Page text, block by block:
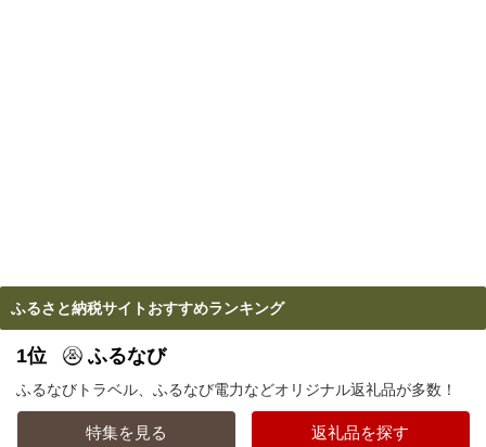
ふるさと納税サイトおすすめランキング
1位 ふるなび
ふるなびトラベル、ふるなび電力などオリジナル返礼品が多数！
特集を見る 返礼品を探す